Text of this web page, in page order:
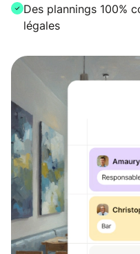
Des plannings 100%
légales